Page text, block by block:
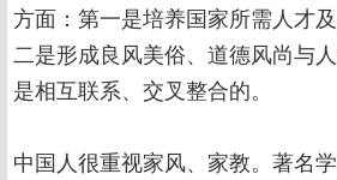
方面：第一是培养国家所需人才
二是形成良风美俗、道德风尚与
是相互联系、交叉整合的。
中国人很重视家风、家教。著名